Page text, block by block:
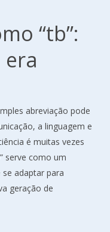
“tb”:
abreviação pode
a linguagem e
é muitas vezes
serve como um
adaptar para
geração de